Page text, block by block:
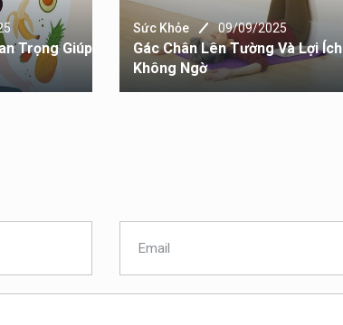
Trọng Giúp
Sức Khỏe 09/09/2025
Gác Chân Lên Tường Và Lợi Ích
Không Ngờ